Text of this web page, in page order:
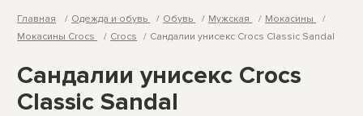
Главная Одежда и обувь Обувь Мужская
Мокасины
Мокасины Crocs
Crocs Сандалии унисекс Crocs Classic Sandal
Сандалии унисекс Crocs
Classic Sandal